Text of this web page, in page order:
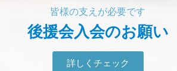
後援会入会のお願い
皆様の支えが必要です
詳しくチェック